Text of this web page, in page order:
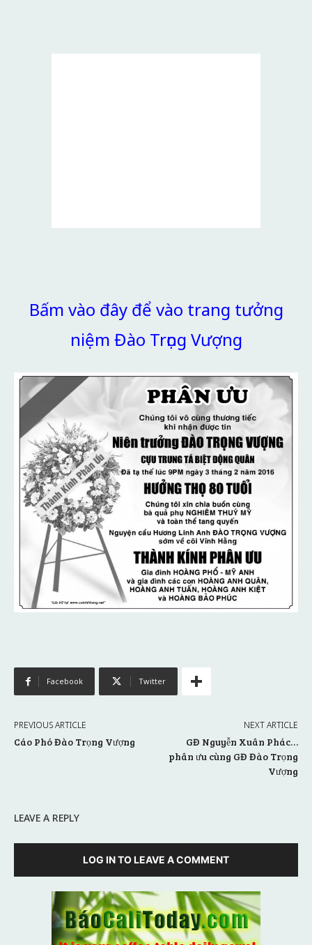
Bấm vào đây để vào trang tưởng
niệm Đào Trọng Vượng
Facebook Twitter
PREVIOUS ARTICLE
Cáo Phó Đào Trọng Vượng
NEXT ARTICLE
GĐ Nguyễn Xuân Phác…
phân ưu cùng GĐ Đào Trọng
Vượng
LEAVE A REPLY
LOG IN TO LEAVE A COMMENT